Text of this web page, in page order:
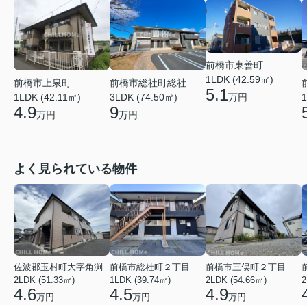
前橋市上泉町
1LDK (42.11㎡)
4.9万円
前橋市総社町総社
3LDK (74.50㎡)
9万円
前橋市東善町
1LDK (42.59㎡)
5.1万円
よく見られている物件
佐波郡玉村町大字角渕
2LDK (51.33㎡)
4.6万円
前橋市総社町２丁目
1LDK (39.74㎡)
4.5万円
前橋市三俣町２丁目
2LDK (54.66㎡)
4.9万円